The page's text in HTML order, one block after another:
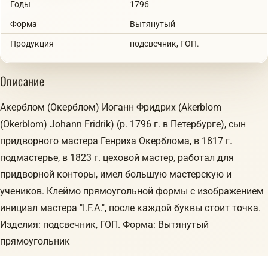
Годы 1796
Форма Вытянутый
Продукция подсвечник, ГОП.
Описание
Акерблом (Окерблом) Иоганн Фридрих (Akerblom
(Okerblom) Johann Fridrik) (р. 1796 г. в Петербурге), сын
придворного мастера Генриха Окерблома, в 1817 г.
подмастерье, в 1823 г. цеховой мастер, работал для
придворной конторы, имел большую мастерскую и
учеников. Клеймо прямоугольной формы с изображением
инициал мастера "I.F.A.", после каждой буквы стоит точка.
Изделия: подсвечник, ГОП. Форма: Вытянутый
прямоугольник